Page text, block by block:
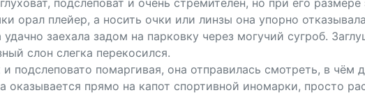
подслеповат и очень стремителен, но при его
орал плейер, а носить очки или линзы она упорно
заехала задом на парковку через могучий сугроб.
слон слегка перекосился.
подслеповато помаргивая, она отправилась смотреть, в
оказывается прямо на капот спортивной иномарки, просто